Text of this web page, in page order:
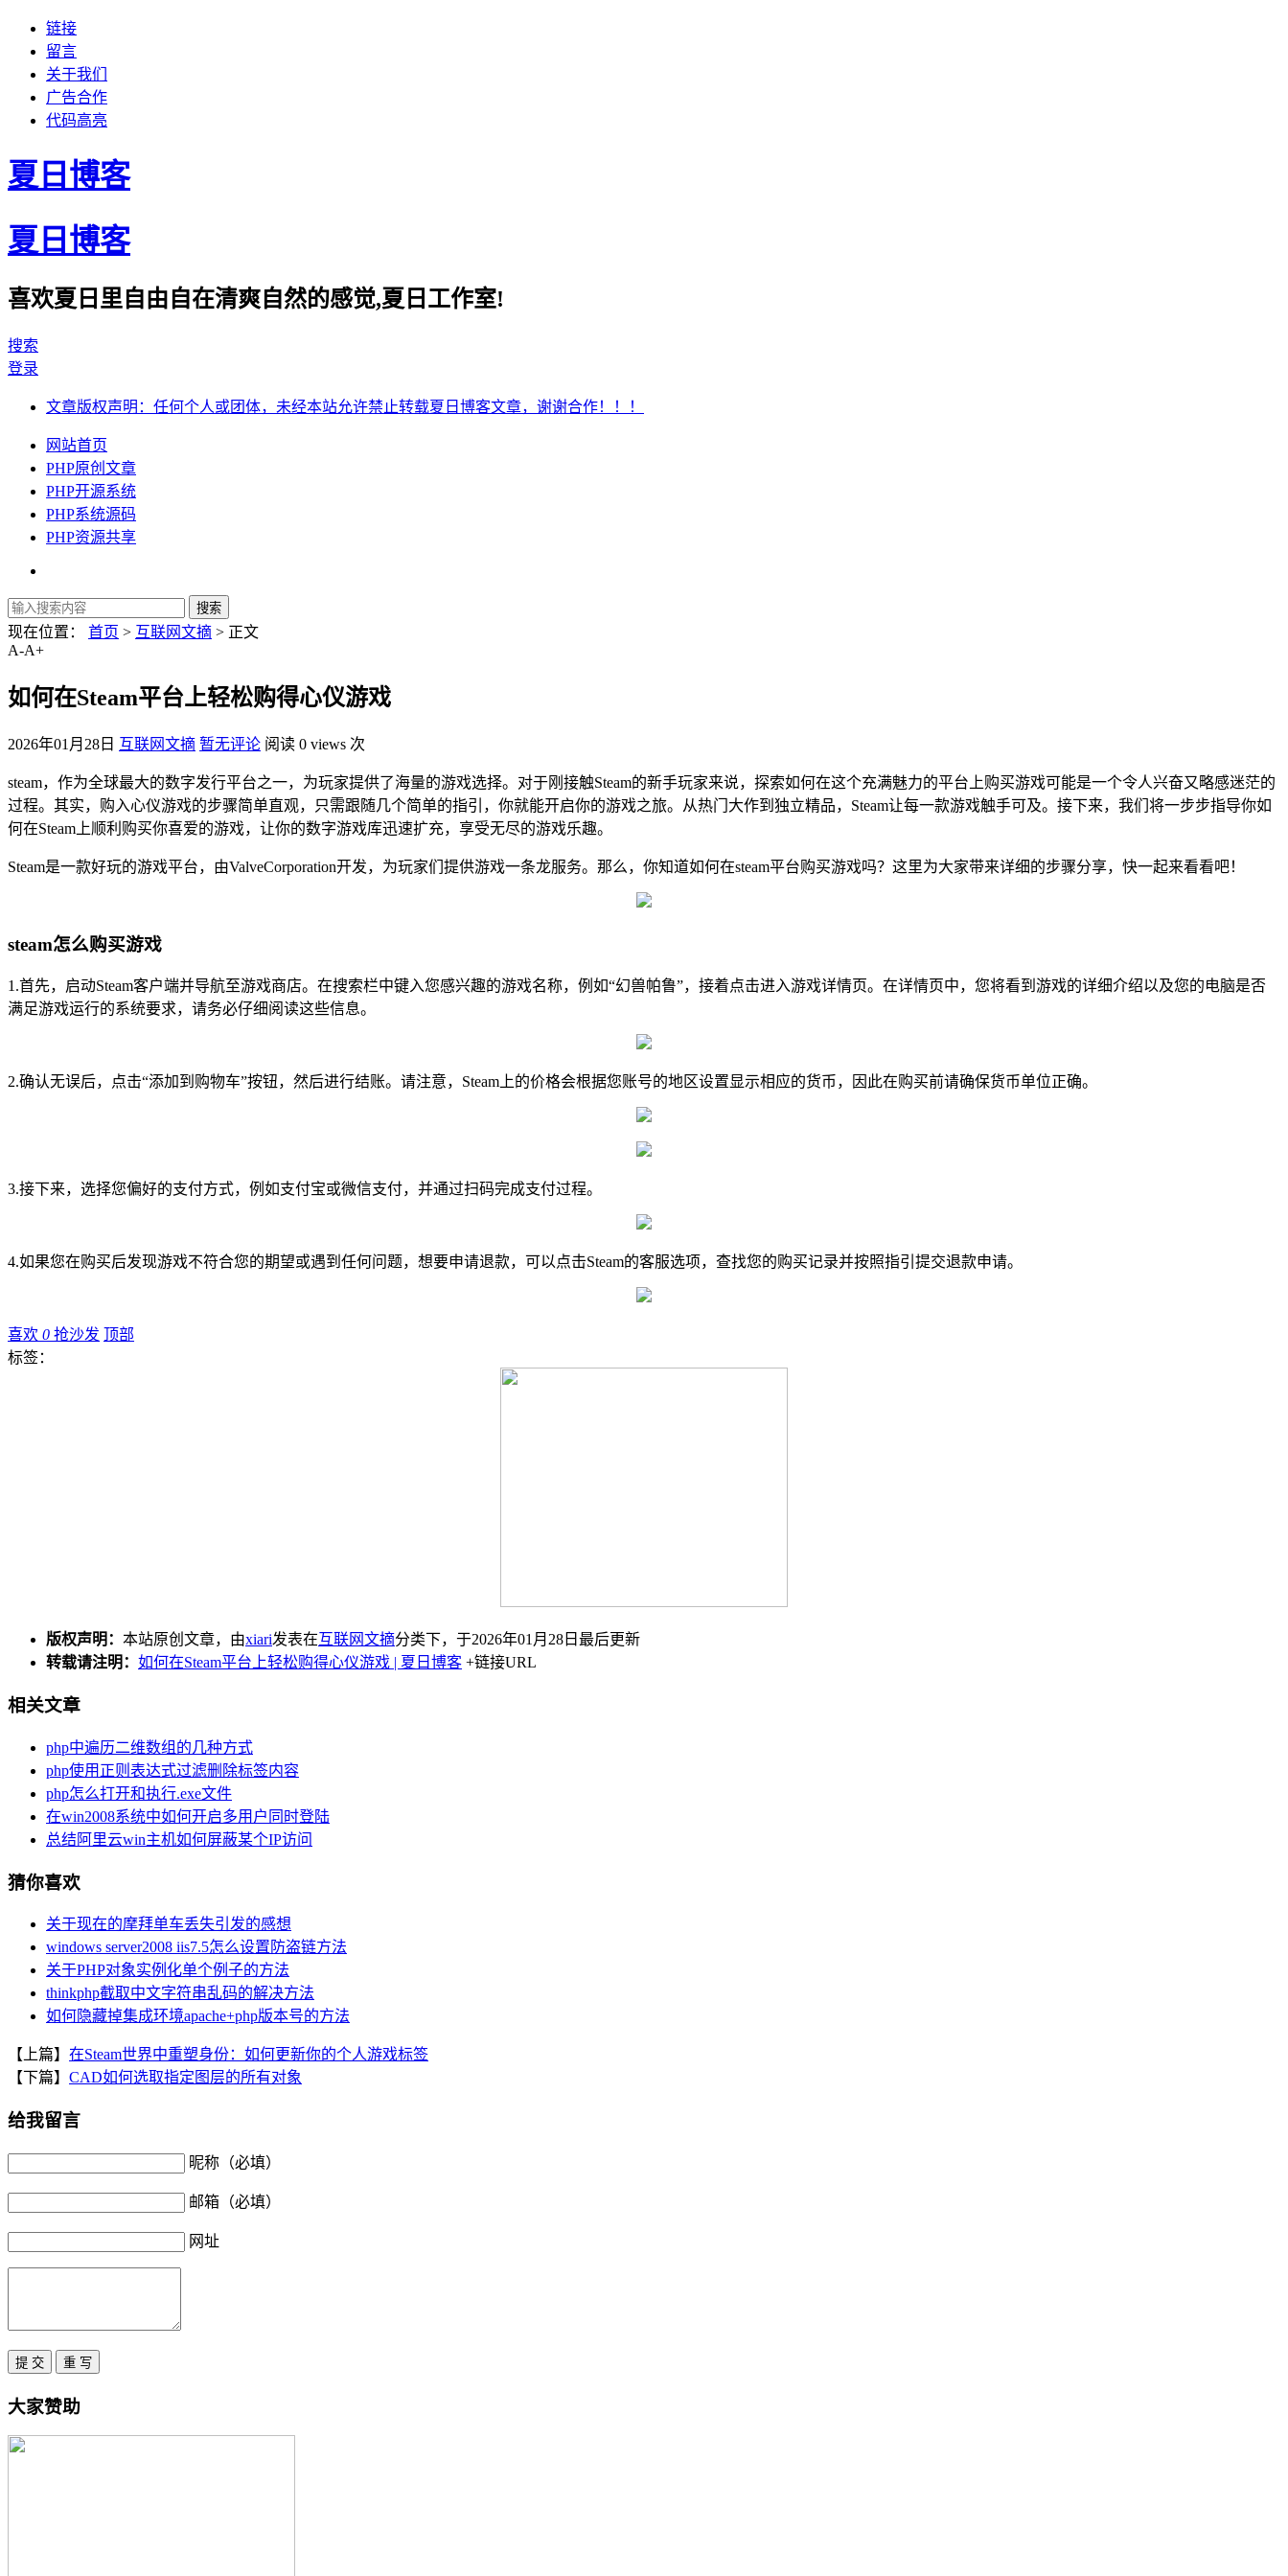
链接
留言
关于我们
广告合作
代码高亮
夏日博客
夏日博客
喜欢夏日里自由自在清爽自然的感觉,夏日工作室!
搜索
登录
文章版权声明：任何个人或团体，未经本站允许禁止转载夏日博客文章，谢谢合作！！！
网站首页
PHP原创文章
PHP开源系统
PHP系统源码
PHP资源共享
现在位置： 首页 > 互联网文摘 > 正文
A-A+
如何在Steam平台上轻松购得心仪游戏
2026年01月28日 互联网文摘 暂无评论 阅读 0 views 次
steam，作为全球最大的数字发行平台之一，为玩家提供了海量的游戏选择。对于刚接触Steam的新手玩家来说，探索如何在这个充满魅力的平台上购买游戏可能是一个令人兴奋又略感迷茫的
过程。其实，购入心仪游戏的步骤简单直观，只需跟随几个简单的指引，你就能开启你的游戏之旅。从热门大作到独立精品，Steam让每一款游戏触手可及。接下来，我们将一步步指导你如
何在Steam上顺利购买你喜爱的游戏，让你的数字游戏库迅速扩充，享受无尽的游戏乐趣。
Steam是一款好玩的游戏平台，由ValveCorporation开发，为玩家们提供游戏一条龙服务。那么，你知道如何在steam平台购买游戏吗？这里为大家带来详细的步骤分享，快一起来看看吧！
steam怎么购买游戏
1.首先，启动Steam客户端并导航至游戏商店。在搜索栏中键入您感兴趣的游戏名称，例如“幻兽帕鲁”，接着点击进入游戏详情页。在详情页中，您将看到游戏的详细介绍以及您的电脑是否
满足游戏运行的系统要求，请务必仔细阅读这些信息。
2.确认无误后，点击“添加到购物车”按钮，然后进行结账。请注意，Steam上的价格会根据您账号的地区设置显示相应的货币，因此在购买前请确保货币单位正确。
3.接下来，选择您偏好的支付方式，例如支付宝或微信支付，并通过扫码完成支付过程。
4.如果您在购买后发现游戏不符合您的期望或遇到任何问题，想要申请退款，可以点击Steam的客服选项，查找您的购买记录并按照指引提交退款申请。
喜欢 0 抢沙发
顶部
标签：
版权声明： 本站原创文章，由xiari发表在 互联网文摘分类下，于2026年01月28日最后更新
转载请注明： 如何在Steam平台上轻松购得心仪游戏 | 夏日博客 +链接URL
相关文章
php中遍历二维数组的几种方式
php使用正则表达式过滤删除标签内容
php怎么打开和执行.exe文件
在win2008系统中如何开启多用户同时登陆
总结阿里云win主机如何屏蔽某个IP访问
猜你喜欢
关于现在的摩拜单车丢失引发的感想
windows server2008 iis7.5怎么设置防盗链方法
关于PHP对象实例化单个例子的方法
thinkphp截取中文字符串乱码的解决方法
如何隐藏掉集成环境apache+php版本号的方法
【上篇】 在Steam世界中重塑身份：如何更新你的个人游戏标签
【下篇】 CAD如何选取指定图层的所有对象
给我留言
昵称（必填）
邮箱（必填）
网址
大家赞助